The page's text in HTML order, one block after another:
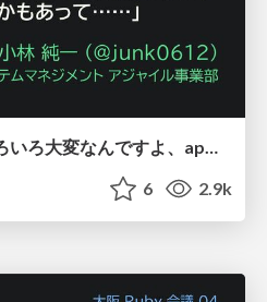
「今のプロジェクトいろいろ大変なんですよ、app/services とかもあって……」/After Kaigi on Rails 2024 LT Night
6 2.9k